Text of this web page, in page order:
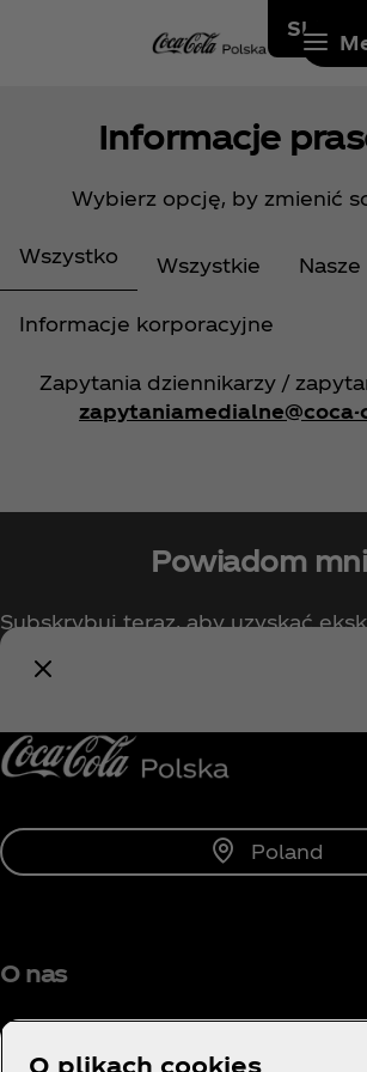
Skip
Informacje
Wybierz opcję, by zmienić
Wszystko Wszystkie
Informacje korporacyjne
Zapytania dziennikarzy /
zapytaniamedialne@coca-
Powiadom
Subskrybuj teraz, aby uzyskać
Poland
O nas
O plikach cookies